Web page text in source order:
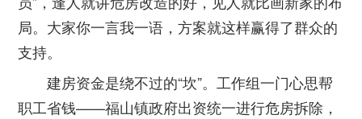
局。大家你一言我一语，方案就这样赢得了群众的
支持。
建房资金是绕不过的“坎”。工作组一门心思帮
职工省钱——福山镇政府出资统一进行危房拆除，